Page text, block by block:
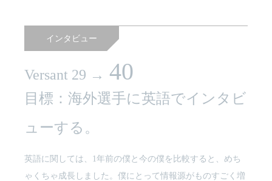
インタビュー
Versant 29 → 40
目標：海外選手に英語でインタビ
ューする。
英語に関しては、1年前の僕と今の僕を比較すると、めち
ゃくちゃ成長しました。僕にとって情報源がものすごく増